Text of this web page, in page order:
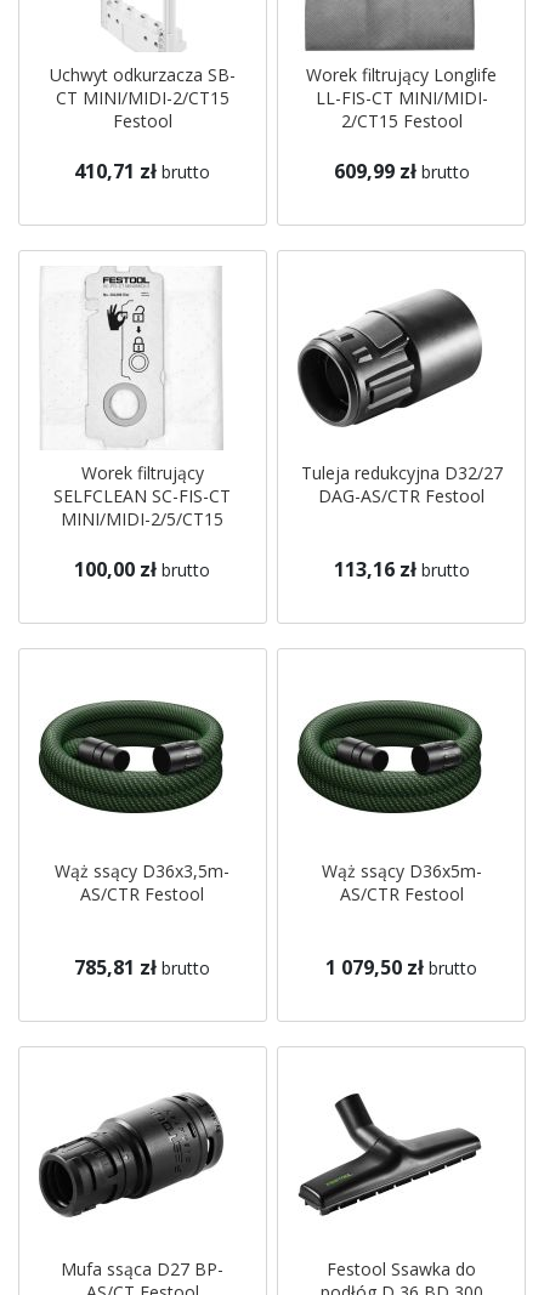
Uchwyt odkurzacza SB-
CT MINI/MIDI-2/CT15
Festool
410,71 zł brutto
Worek filtrujący Longlife
LL-FIS-CT MINI/MIDI-
2/CT15 Festool
609,99 zł brutto
Worek filtrujący
SELFCLEAN SC-FIS-CT
MINI/MIDI-2/5/CT15
100,00 zł brutto
Tuleja redukcyjna D32/27
DAG-AS/CTR Festool
113,16 zł brutto
Wąż ssący D36x3,5m-
AS/CTR Festool
785,81 zł brutto
Wąż ssący D36x5m-
AS/CTR Festool
1 079,50 zł brutto
Mufa ssąca D27 BP-
Festool Ssawka do